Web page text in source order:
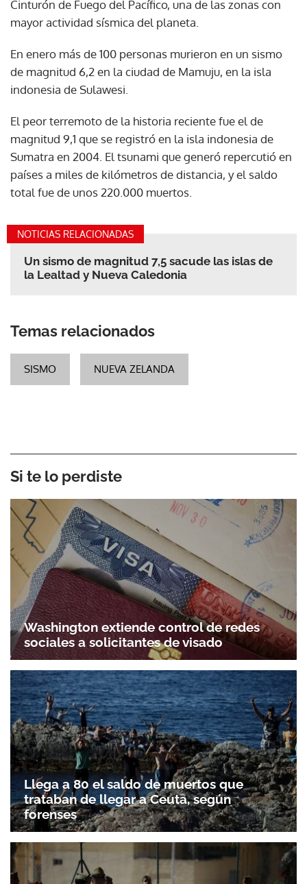
Cinturón de Fuego del Pacífico, una de las zonas con
mayor actividad sísmica del planeta.
En enero más de 100 personas murieron en un sismo
de magnitud 6,2 en la ciudad de Mamuju, en la isla
indonesia de Sulawesi.
El peor terremoto de la historia reciente fue el de
magnitud 9,1 que se registró en la isla indonesia de
Sumatra en 2004. El tsunami que generó repercutió en
países a miles de kilómetros de distancia, y el saldo
total fue de unos 220.000 muertos.
NOTICIAS RELACIONADAS
Un sismo de magnitud 7,5 sacude las islas de
la Lealtad y Nueva Caledonia
Temas relacionados
SISMO NUEVA ZELANDA
Si te lo perdiste
Washington extiende control de redes
sociales a solicitantes de visado
Llega a 80 el saldo de muertos que
trataban de llegar a Ceuta, según
forenses